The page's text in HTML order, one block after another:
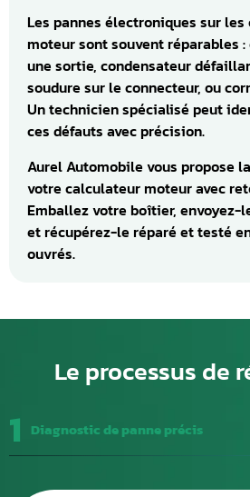
Les pannes électroniques sur
moteur sont souvent réparables
une sortie, condensateur
soudure sur le connecteur, ou
Un technicien spécialisé peut
ces défauts avec précision.
Aurel Automobile vous propose
votre calculateur moteur avec
Emballez votre boîtier, envoyez-
et récupérez-le réparé et testé
ouvrés.
Le processus de
1 Diagnostic de panne précis